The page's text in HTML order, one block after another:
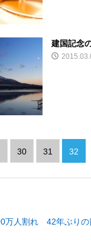
建国記念
30 31 32
万人割れ 42年ぶりの